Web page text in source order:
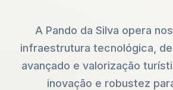
A Pando da Silva opera
infraestrutura tecnológica,
avançado e valorização
inovação e robustez